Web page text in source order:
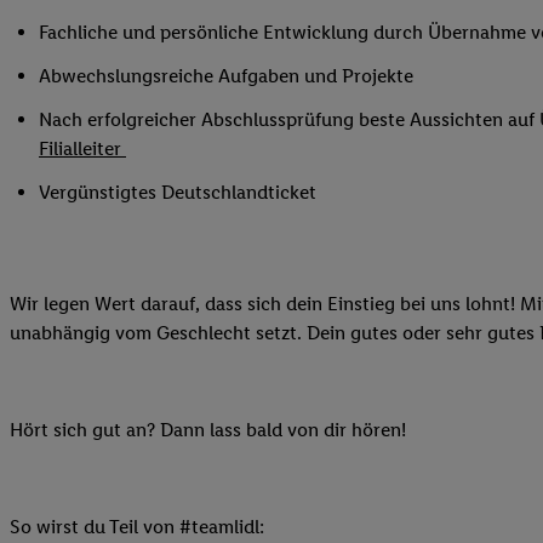
Fachliche und persönliche Entwicklung durch Übernahme
Abwechslungsreiche Aufgaben und Projekte
Nach erfolgreicher Abschlussprüfung beste Aussichten
Filialleiter
Vergünstigtes Deutschlandticket
Wir legen Wert darauf, dass sich dein Einstieg bei uns lohnt!
unabhängig vom Geschlecht setzt. Dein gutes oder sehr
Hört sich gut an? Dann lass bald von dir hören!
So wirst du Teil von #teamlidl:
Ihnen personalisierte
Zudem erlauben Sie
Technologie in den
Möglichkeit, Ihre
(„consenthub“) oder
Durch einen Klick auf